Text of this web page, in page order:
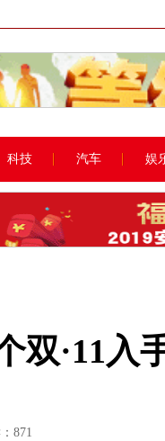
科技 汽车 娱
双·11入
871